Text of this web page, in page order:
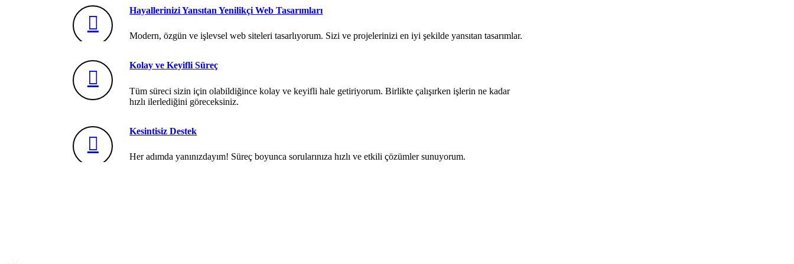
Hayallerinizi Yansıtan Yenilikçi Web Tasarımları
Modern, özgün ve işlevsel web siteleri tasarlıyorum. Sizi ve projelerinizi en iyi şekilde yansıtan tasarımlar.
Kolay ve Keyifli Süreç
Tüm süreci sizin için olabildiğince kolay ve keyifli hale getiriyorum. Birlikte çalışırken işlerin ne kadar
hızlı ilerlediğini göreceksiniz.
Kesintisiz Destek
Her adımda yanınızdayım! Süreç boyunca sorularınıza hızlı ve etkili çözümler sunuyorum.